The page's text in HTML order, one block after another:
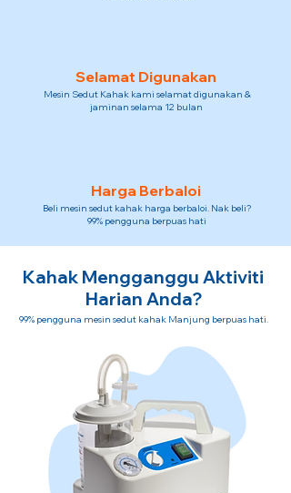
Selamat Digunakan
Mesin Sedut Kahak kami selamat digunakan &
jaminan selama 12 bulan
Harga Berbaloi
Beli mesin sedut kahak harga berbaloi. Nak beli?
99% pengguna berpuas hati
Kahak Mengganggu Aktiviti
Harian Anda?
99% pengguna mesin sedut kahak Manjung berpuas hati.